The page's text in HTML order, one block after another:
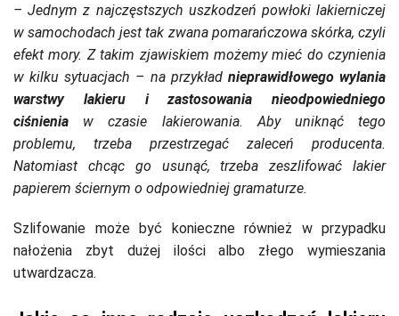
– Jednym z najczęstszych uszkodzeń powłoki lakierniczej
w samochodach jest tak zwana pomarańczowa skórka, czyli
efekt mory. Z takim zjawiskiem możemy mieć do czynienia
w kilku sytuacjach – na przykład nieprawidłowego wylania
warstwy lakieru i zastosowania nieodpowiedniego
ciśnienia w czasie lakierowania. Aby uniknąć tego
problemu, trzeba przestrzegać zaleceń producenta.
Natomiast chcąc go usunąć, trzeba zeszlifować lakier
papierem ściernym o odpowiedniej gramaturze.
Szlifowanie może być konieczne również w przypadku
nałożenia zbyt dużej ilości albo złego wymieszania
utwardzacza.